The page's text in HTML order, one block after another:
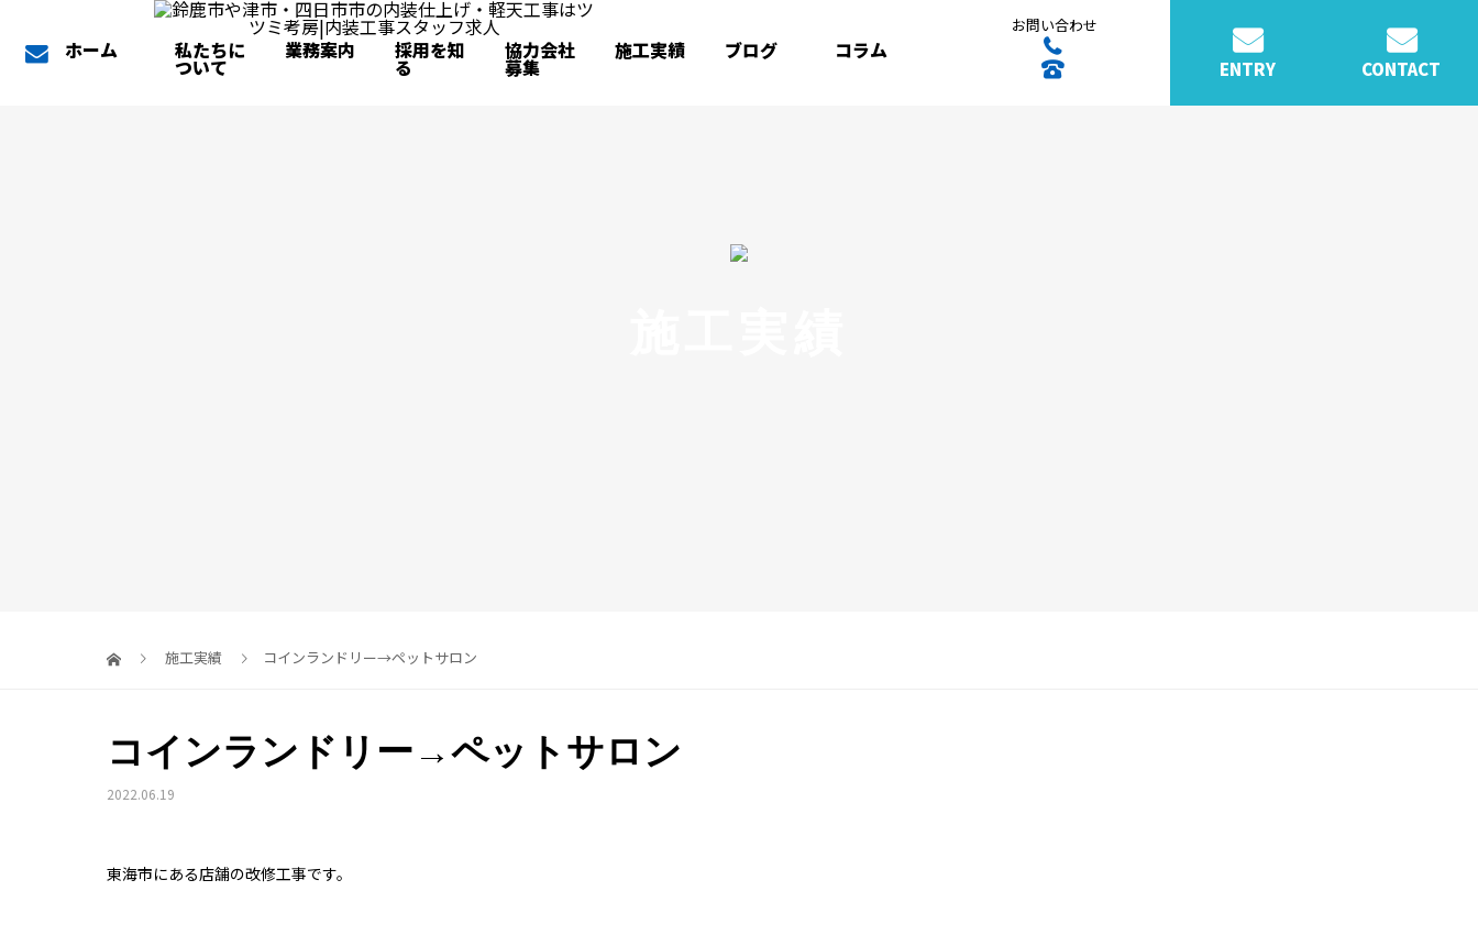
ホーム 私たちに
ついて
業務案内 採用を知
る
協力会社
募集
施工実績 ブログ コラム
お問い合わせ
ENTRY CONTACT
施工実績 コインランドリー→ペットサロン
コインランドリー→ペットサロン
2022.06.19
東海市にある店舗の改修工事です。